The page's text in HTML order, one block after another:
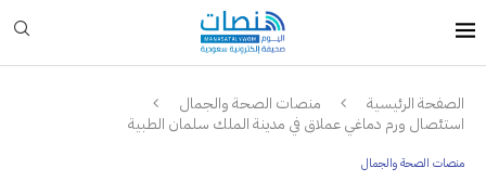
الصفحة الرئيسية
منصات الصحة والجمال
استئصال ورم دماغي عملاق في مدينة الملك سلمان الطبية
منصات الصحة والجمال